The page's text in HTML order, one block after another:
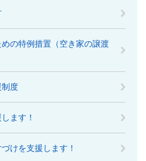
の特例措置（空き家の譲渡
制度
ます！
けを支援します！